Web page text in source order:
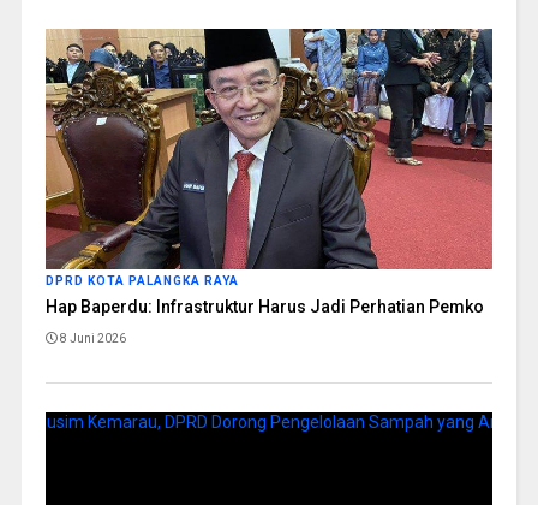
DPRD KOTA PALANGKA RAYA
Hap Baperdu: Infrastruktur Harus Jadi Perhatian Pemko
8 Juni 2026